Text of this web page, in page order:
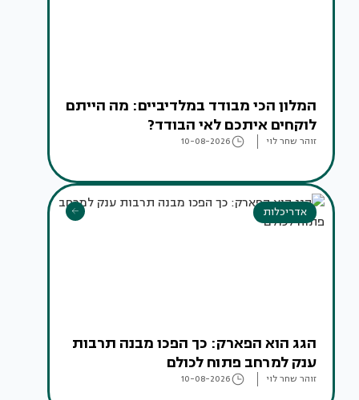
המלון הכי מבודד במלדיביים: מה הייתם
לוקחים איתכם לאי הבודד?
זוהר שחר לוי 10-08-2026
אדריכלות
הגג הוא הפארק: כך הפכו מבנה תרבות
ענק למרחב פתוח לכולם
זוהר שחר לוי 10-08-2026